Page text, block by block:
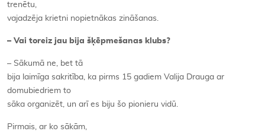
trenētu,
vajadzēja krietni nopietnākas zināšanas.
– Vai toreiz jau bija šķēpmešanas klubs?
– Sākumā ne, bet tā
bija laimīga sakritība, ka pirms 15 gadiem Valija Drauga ar
domubiedriem to
sāka organizēt, un arī es biju šo pionieru vidū.
Pirmais, ar ko sākām,